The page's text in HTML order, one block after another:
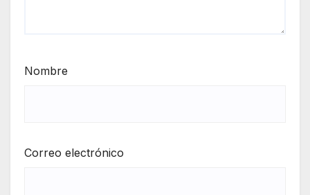
Nombre
Correo electrónico